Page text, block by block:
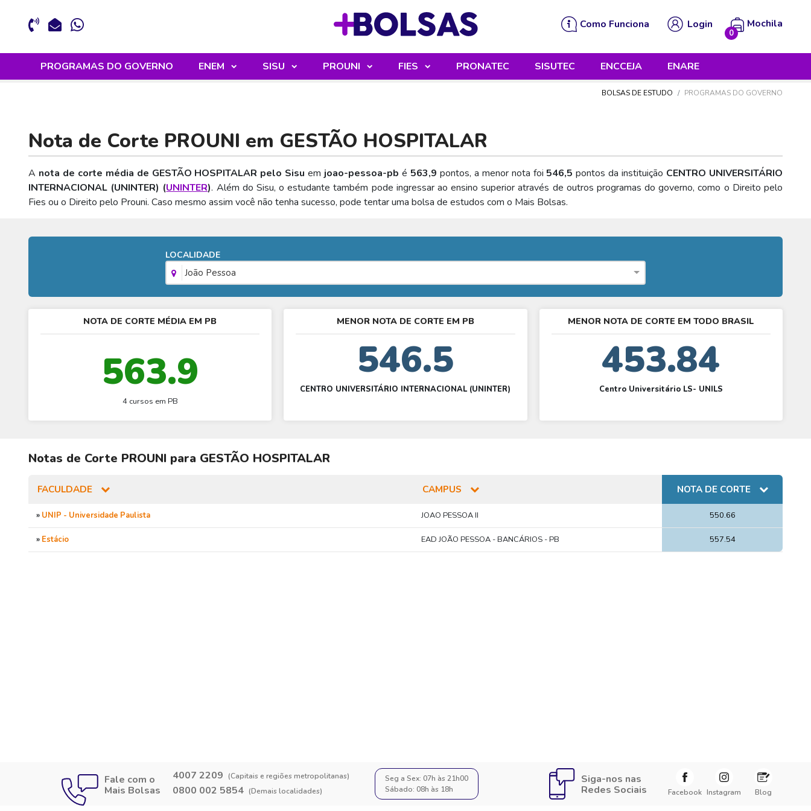
Como Funciona Login Mochila
0
PROGRAMAS DO GOVERNO ENEM SISU PROUNI FIES PRONATEC SISUTEC ENCCEJA ENARE
BOLSAS DE ESTUDO PROGRAMAS DO GOVERNO
Nota de Corte PROUNI em GESTÃO HOSPITALAR
A nota de corte média de GESTÃO HOSPITALAR pelo Sisu em joao-pessoa-pb é 563,9 pontos, a menor nota foi 546,5 pontos da instituição CENTRO UNIVERSITÁRIO
INTERNACIONAL (UNINTER) (UNINTER). Além do Sisu, o estudante também pode ingressar ao ensino superior através de outros programas do governo, como o Direito pelo
Fies ou o Direito pelo Prouni. Caso mesmo assim você não tenha sucesso, pode tentar uma bolsa de estudos com o Mais Bolsas.
LOCALIDADE
João Pessoa
NOTA DE CORTE MÉDIA EM PB
563.9
4 cursos em PB
MENOR NOTA DE CORTE EM PB
546.5
CENTRO UNIVERSITÁRIO INTERNACIONAL (UNINTER)
MENOR NOTA DE CORTE EM TODO BRASIL
453.84
Centro Universitário LS- UNILS
Notas de Corte PROUNI para GESTÃO HOSPITALAR
FACULDADE CAMPUS NOTA DE CORTE
» UNIP - Universidade Paulista JOAO PESSOA II 550.66
» Estácio EAD JOÃO PESSOA - BANCÁRIOS - PB 557.54
Fale com o
Mais Bolsas
4007 2209 (Capitais e regiões metropolitanas)
0800 002 5854 (Demais localidades)
Seg a Sex: 07h às 21h00
Sábado: 08h às 18h
Siga-nos nas
Redes Sociais
Facebook Instagram Blog